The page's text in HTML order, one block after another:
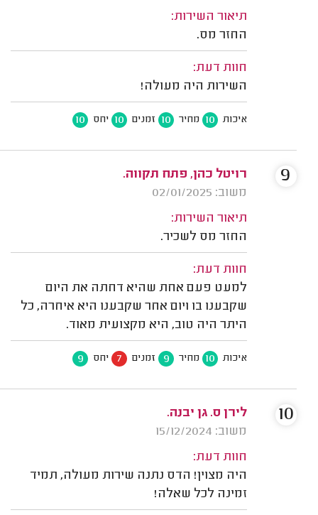
תיאור השירות:
החזר מס.
חוות דעת:
השירות היה מעולה!
איכות 10 מחיר 10 זמנים 10 יחס 10
רויטל כהן, פתח תקווה.
משוב: 02/01/2025
תיאור השירות:
החזר מס לשכיר.
חוות דעת:
למעט פעם אחת שהיא דחתה את היום
שקבענו בו ויום אחר שקבענו היא איחרה, כל
היתר היה טוב, היא מקצועית מאוד.
איכות 10 מחיר 9 זמנים 7 יחס 9
9
לירן ס. גן יבנה.
משוב: 15/12/2024
חוות דעת:
היה מצוין! הדס נתנה שירות מעולה, תמיד
זמינה לכל שאלה!
10